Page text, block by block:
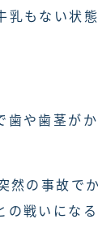
もない状
や歯茎が
の事故で
戦いにな